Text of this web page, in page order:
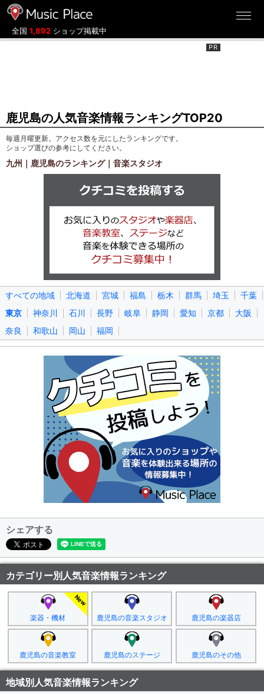
全国 1,892 ショップ掲載中
鹿児島の人気音楽情報ランキングTOP20
毎週月曜更新。アクセス数を元にしたランキングです。
ショップ選びの参考にしてください。
九州｜鹿児島のランキング｜音楽スタジオ
すべての地域 北海道 宮城 福島 栃木 群馬 埼玉
千葉
東京
神奈川 石川 長野 岐阜 静岡 愛知 京都
大阪
奈良
和歌山 岡山 福岡
シェアする
カテゴリー別人気音楽情報ランキング
楽器・機材 鹿児島の音楽スタジオ 鹿児島の楽器店
鹿児島の音楽教室 鹿児島のステージ 鹿児島のその他
地域別人気音楽情報ランキング